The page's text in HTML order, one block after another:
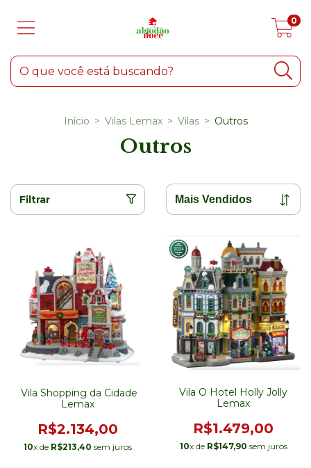
0
Início > Vilas Lemax > Vilas > Outros
Outros
Filtrar
Vila Shopping da Cidade
Lemax
R$2.134,00
10x de R$213,40 sem juros
Vila O Hotel Holly Jolly
Lemax
R$1.479,00
10x de R$147,90 sem juros